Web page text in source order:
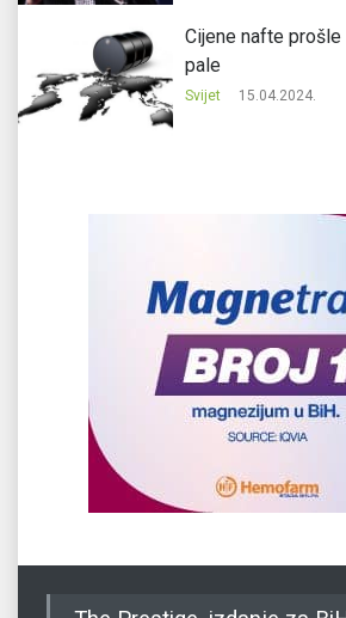
Cijene nafte
pale
Svijet 15.04.2024.